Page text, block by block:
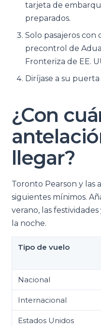
tarjeta de
preparados.
Solo pasajeros con
precontrol de
Fronteriza de EE.
Diríjase a su
¿Con
llegar?
Toronto Pearson y las
siguientes mínimos.
verano, las
la noche.
Tipo de vuelo
Nacional
Internacional
Estados Unidos